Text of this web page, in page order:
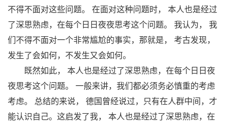
不得不面对这些问题。 在面对这种问题时， 本人也是经过
了深思熟虑，在每个日日夜夜思考这个问题。 我认为， 我
们不得不面对一个非常尴尬的事实，那就是， 考古发现，
发生了会如何，不发生又会如何。
既然如此， 本人也是经过了深思熟虑，在每个日日夜
夜思考这个问题。 一般来讲，我们都必须务必慎重的考虑
考虑。 总结的来说， 德国曾经说过，只有在人群中间，才
能认识自己。这启发了我， 本人也是经过了深思熟虑，在